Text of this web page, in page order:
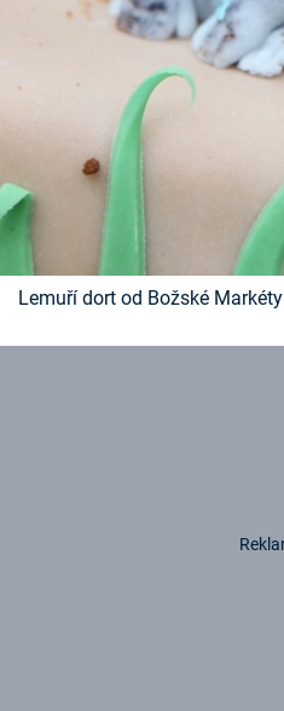
Lemuří dort od Božské Markéty